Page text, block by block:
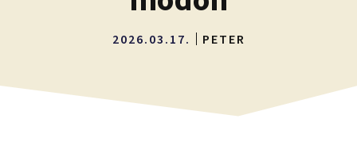
2026.03.17. PETER